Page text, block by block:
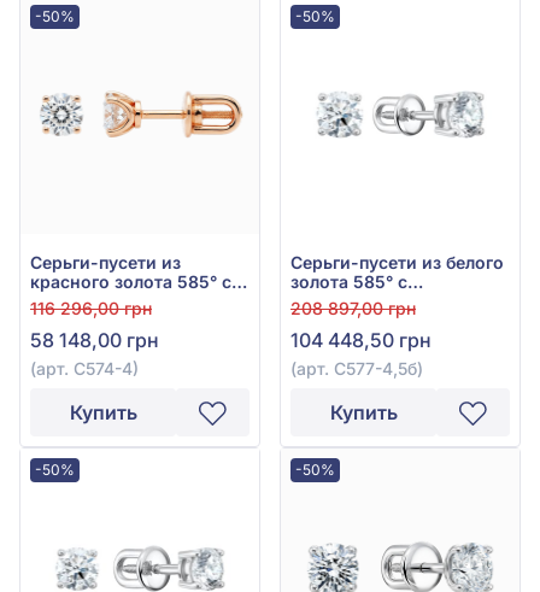
-50%
Серьги-пусети из
красного золота 585° с
бриллиантом 0,44ct, арт.
С574-4
116 296,00 грн
58 148,00 грн
(арт. С574-4)
Купить
-50%
Серьги-пусети из белого
золота 585° с
бриллиантом 0,6ct, арт.
С577-4,5б
208 897,00 грн
104 448,50 грн
(арт. С577-4,5б)
Купить
-50% -50%